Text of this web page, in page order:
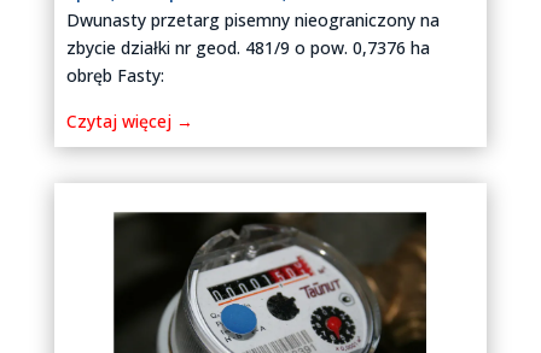
Dwunasty przetarg pisemny nieograniczony na
zbycie działki nr geod. 481/9 o pow. 0,7376 ha
obręb Fasty:
Czytaj więcej →